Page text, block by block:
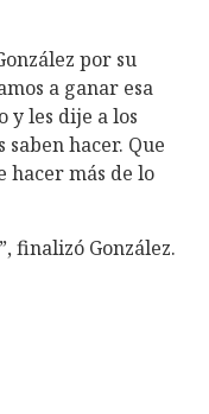
por su
a ganar esa
y les dije a los
hacer. Que
más de lo
finalizó González.